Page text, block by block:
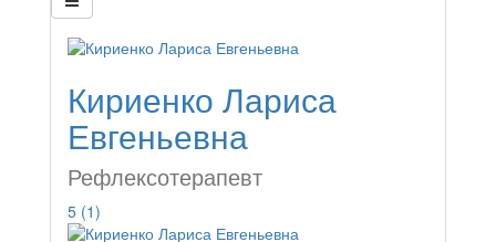
Кириенко Лариса
Евгеньевна
Рефлексотерапевт
5 (1)